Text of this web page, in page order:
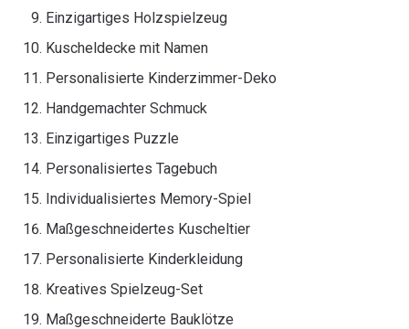
Einzigartiges Holzspielzeug
Kuscheldecke mit Namen
Personalisierte Kinderzimmer-Deko
Handgemachter Schmuck
Einzigartiges Puzzle
Personalisiertes Tagebuch
Individualisiertes Memory-Spiel
Maßgeschneidertes Kuscheltier
Personalisierte Kinderkleidung
Kreatives Spielzeug-Set
Maßgeschneiderte Bauklötze